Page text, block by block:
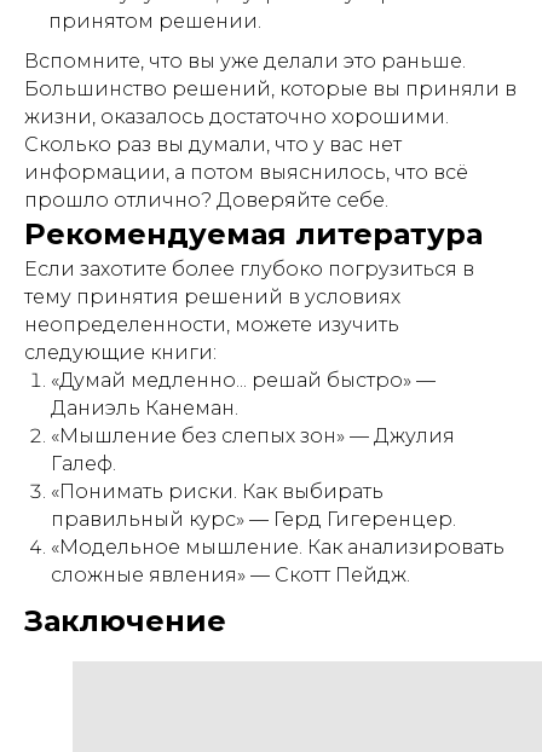
принятом решении.
Вспомните, что вы уже делали это раньше.
Большинство решений, которые вы приняли в
жизни, оказалось достаточно хорошими.
Сколько раз вы думали, что у вас нет
информации, а потом выяснилось, что всё
прошло отлично? Доверяйте себе.
Рекомендуемая литература
Если захотите более глубоко погрузиться в
тему принятия решений в условиях
неопределенности, можете изучить
следующие книги:
«Думай медленно... решай быстро» —
Даниэль Канеман.
«Мышление без слепых зон» — Джулия
Галеф.
«Понимать риски. Как выбирать
правильный курс» — Герд Гигеренцер.
«Модельное мышление. Как анализировать
сложные явления» — Скотт Пейдж.
Заключение